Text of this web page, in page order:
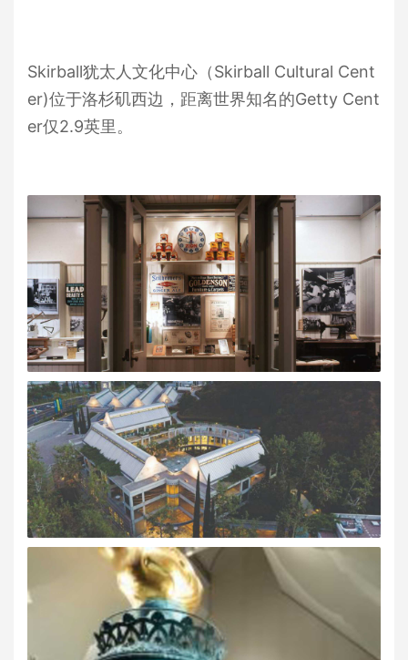
Skirball犹太人文化中心（Skirball Cultural Cent
er)位于洛杉矶西边，距离世界知名的Getty Cent
er仅2.9英里。